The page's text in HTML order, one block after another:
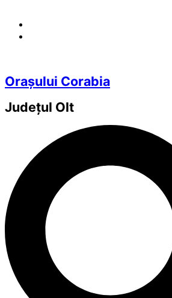
Orașului Corabia
Județul Olt